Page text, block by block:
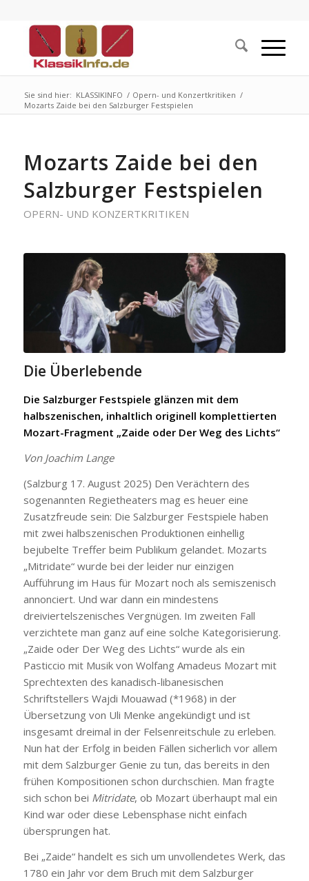
Sie sind hier: KLASSIKINFO / Opern- und Konzertkritiken /
Mozarts Zaide bei den Salzburger Festspielen
Mozarts Zaide bei den
Salzburger Festspielen
OPERN- UND KONZERTKRITIKEN
Die Überlebende
Die Salzburger Festspiele glänzen mit dem
halbszenischen, inhaltlich originell komplettierten
Mozart-Fragment „Zaide oder Der Weg des Lichts“
Von Joachim Lange
(Salzburg 17. August 2025) Den Verächtern des
sogenannten Regietheaters mag es heuer eine
Zusatzfreude sein: Die Salzburger Festspiele haben
mit zwei halbszenischen Produktionen einhellig
bejubelte Treffer beim Publikum gelandet. Mozarts
„Mitridate“ wurde bei der leider nur einzigen
Aufführung im Haus für Mozart noch als semiszenisch
annonciert. Und war dann ein mindestens
dreiviertelszenisches Vergnügen. Im zweiten Fall
verzichtete man ganz auf eine solche Kategorisierung.
„Zaide oder Der Weg des Lichts“ wurde als ein
Pasticcio mit Musik von Wolfang Amadeus Mozart mit
Sprechtexten des kanadisch-libanesischen
Schriftstellers Wajdi Mouawad (*1968) in der
Übersetzung von Uli Menke angekündigt und ist
insgesamt dreimal in der Felsenreitschule zu erleben.
Nun hat der Erfolg in beiden Fällen sicherlich vor allem
mit dem Salzburger Genie zu tun, das bereits in den
frühen Kompositionen schon durchschien. Man fragte
sich schon bei Mitridate, ob Mozart überhaupt mal ein
Kind war oder diese Lebensphase nicht einfach
übersprungen hat.
Bei „Zaide“ handelt es sich um unvollendetes Werk, das
1780 ein Jahr vor dem Bruch mit dem Salzburger